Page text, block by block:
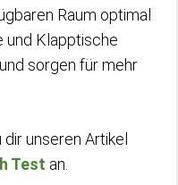
Raum optimal
und Klapptische
sorgen für mehr
unseren Artikel
Test an.